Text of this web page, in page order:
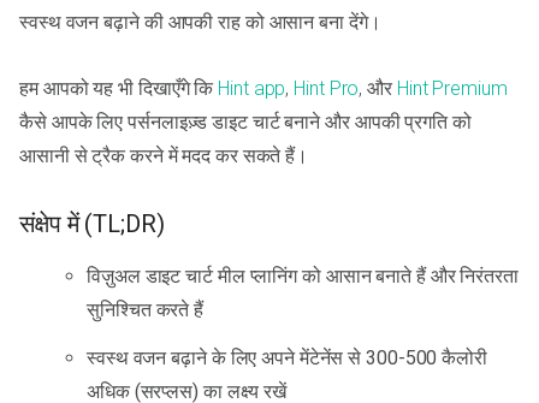
स्वस्थ वजन बढ़ाने की आपकी राह को आसान बना देंगे।
हम आपको यह भी दिखाएँगे कि Hint app, Hint Pro, और Hint Premium
कैसे आपके लिए पर्सनलाइज़्ड डाइट चार्ट बनाने और आपकी प्रगति को
आसानी से ट्रैक करने में मदद कर सकते हैं।
संक्षेप में (TL;DR)
विज़ुअल डाइट चार्ट मील प्लानिंग को आसान बनाते हैं और निरंतरता
सुनिश्चित करते हैं
स्वस्थ वजन बढ़ाने के लिए अपने मेंटेनेंस से 300-500 कैलोरी
अधिक (सरप्लस) का लक्ष्य रखें